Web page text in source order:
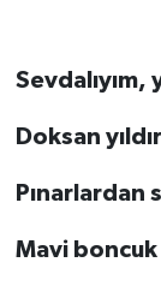
Sevdalıyım,
Doksan
Pınarlardan
Mavi boncuk